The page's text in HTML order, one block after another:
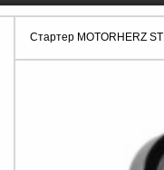
Стартер MOTORHERZ